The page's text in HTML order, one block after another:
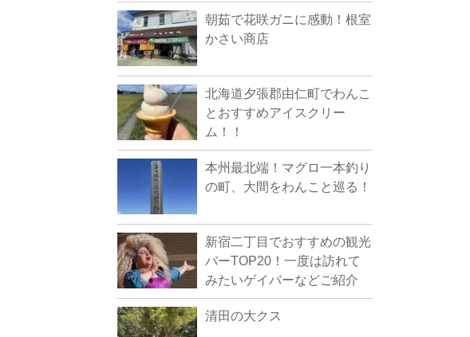
朝茹で花咲ガニに感動！根室
かさい商店
北海道夕張郡由仁町でわんこ
とおすすめアイスクリー
ム！！
本州最北端！マグロ一本釣り
の町、大間をわんこと巡る！
新宿二丁目でおすすめの観光
バーTOP20！一度は訪れて
みたいゲイバーなどご紹介
清田の大クス